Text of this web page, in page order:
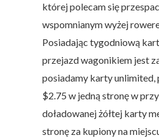
której polecam się
wspomnianym wyżej
Posiadając tygodniową
przejazd wagonikiem jest
posiadamy karty unlimited,
$2.75 w jedną stronę w
doładowanej żółtej karty
stronę za kupiony na